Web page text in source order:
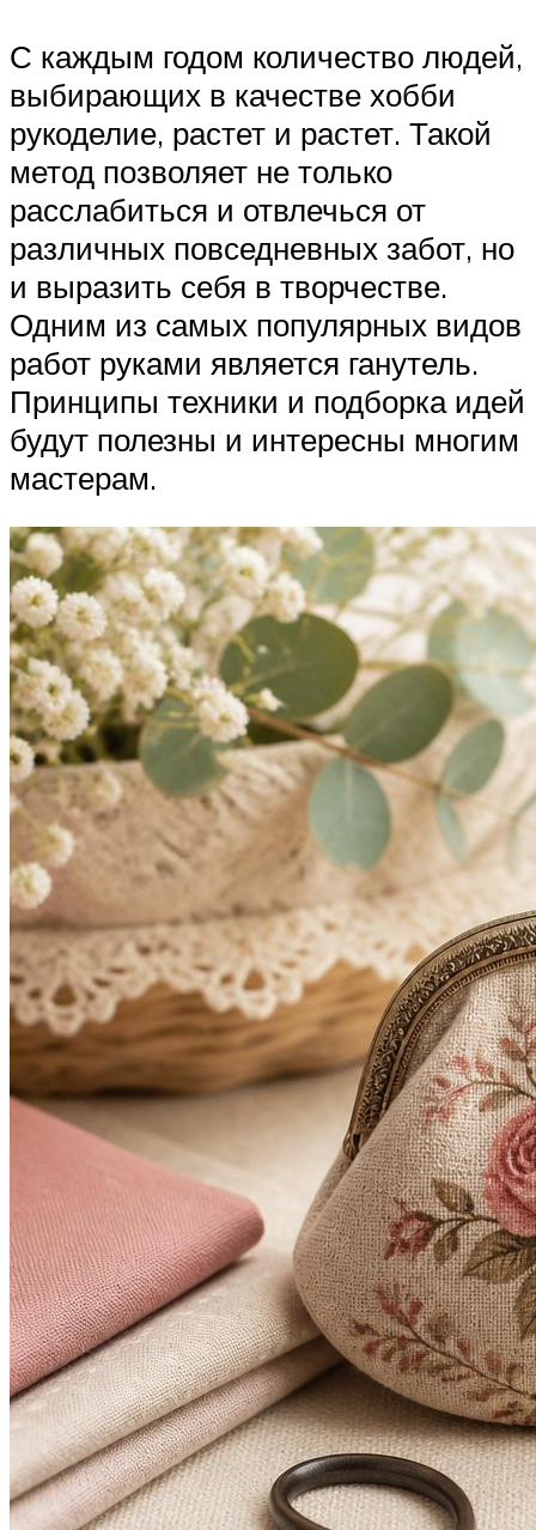
С каждым годом количество людей,
выбирающих в качестве хобби
рукоделие, растет и растет. Такой
метод позволяет не только
расслабиться и отвлечься от
различных повседневных забот, но
и выразить себя в творчестве.
Одним из самых популярных видов
работ руками является ганутель.
Принципы техники и подборка идей
будут полезны и интересны многим
мастерам.